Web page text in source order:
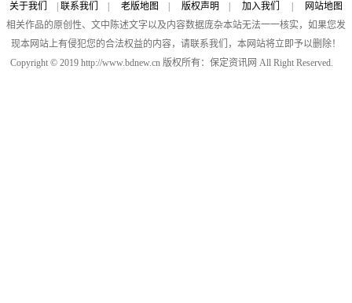
关于我们 联系我们 老版地图 版权声明 加入我们
网站地图
相关作品的原创性、文中陈述文字以及内容数据庞杂本站无法一一核实，如果您发
现本网站上有侵犯您的合法权益的内容，请联系我们，本网站将立即予以删除！
Copyright © 2019 http://www.bdnew.cn 版权所有：保定资讯网 All Right Reserved.